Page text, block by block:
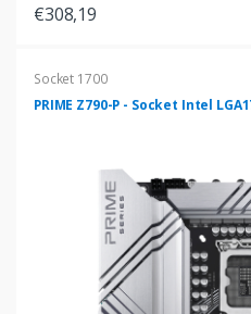
€308,19
Socket 1700
PRIME Z790-P - Socket Intel